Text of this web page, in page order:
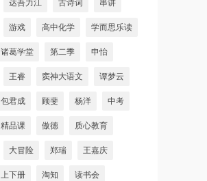
达吾力江 古诗词 串讲
游戏 高中化学 学而思乐读
诸葛学堂 第二季 申怡
王睿 窦神大语文 谭梦云
包君成 顾斐 杨洋 中考
精品课 傲德 质心教育
大冒险 郑瑞 王嘉庆
上下册 淘知 读书会